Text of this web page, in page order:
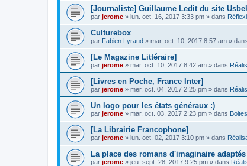
[Journaliste] Guillaume Ledit du site
par jerome » lun. oct. 16, 2017 3:33 pm » dans
Culturebox
par Fabien Lyraud » mar. oct. 10, 2017 8:57 am » dans
[Le Magazine Littéraire]
par jerome » mar. oct. 10, 2017 8:42 am » dans
[Livres en Poche, France Inter]
par jerome » mer. oct. 04, 2017 2:25 pm » dans
Un logo pour les états généraux :)
par jerome » mar. oct. 03, 2017 2:23 pm » dans
[La Librairie Francophone]
par jerome » lun. oct. 02, 2017 3:10 pm » dans
La place des romans d'imaginaire adaptés
par jerome » jeu. sept. 28, 2017 9:25 pm » dans